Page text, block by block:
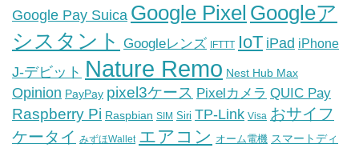
Google Pay Suica Google Pixel Googleア
シスタント Googleレンズ IFTTT IoT iPad iPhone
J-デビット Nature Remo Nest Hub Max
Opinion PayPay pixel3ケース Pixelカメラ QUIC Pay
Raspberry Pi Raspbian SIM Siri TP-Link Visa おサイフ
ケータイ みずほWallet エアコン オーム電機 スマートディ